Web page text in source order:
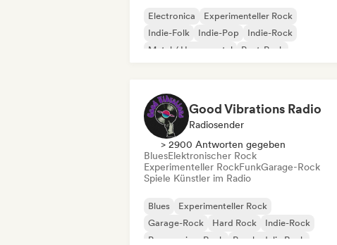
Electronica
Experimenteller Rock
Indie-Folk
Indie-Pop
Indie-Rock
Metal / Heavy metal
Post-Punk
Good Vibrations Radio
Radiosender
> 2900 Antworten gegeben
BluesElektronischer Rock
Experimenteller RockFunkGarage-Rock
Spiele Künstler im Radio
Blues
Experimenteller Rock
Garage-Rock
Hard Rock
Indie-Rock
Progressiver Rock
Psychedelic Rock